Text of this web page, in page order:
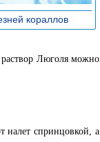
кораллов
Люголя можно
налет спринцовкой, а